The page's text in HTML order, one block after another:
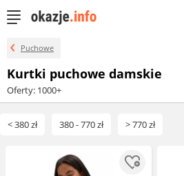
Puchowe
Kurtki puchowe damskie
Oferty: 1000+
< 380 zł 380 - 770 zł > 770 zł